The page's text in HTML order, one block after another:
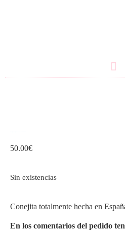
50.00€
Sin existencias
Conejita totalmente hecha en
En los comentarios del pedido